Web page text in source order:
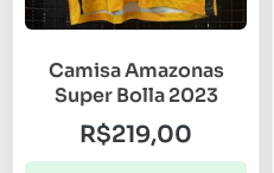
Camisa Amazonas
Super Bolla 2023
R$219,00